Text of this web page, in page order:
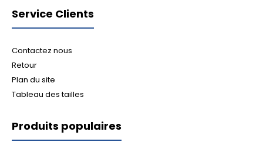
Service Clients
Contactez nous
Retour
Plan du site
Tableau des tailles
Produits populaires